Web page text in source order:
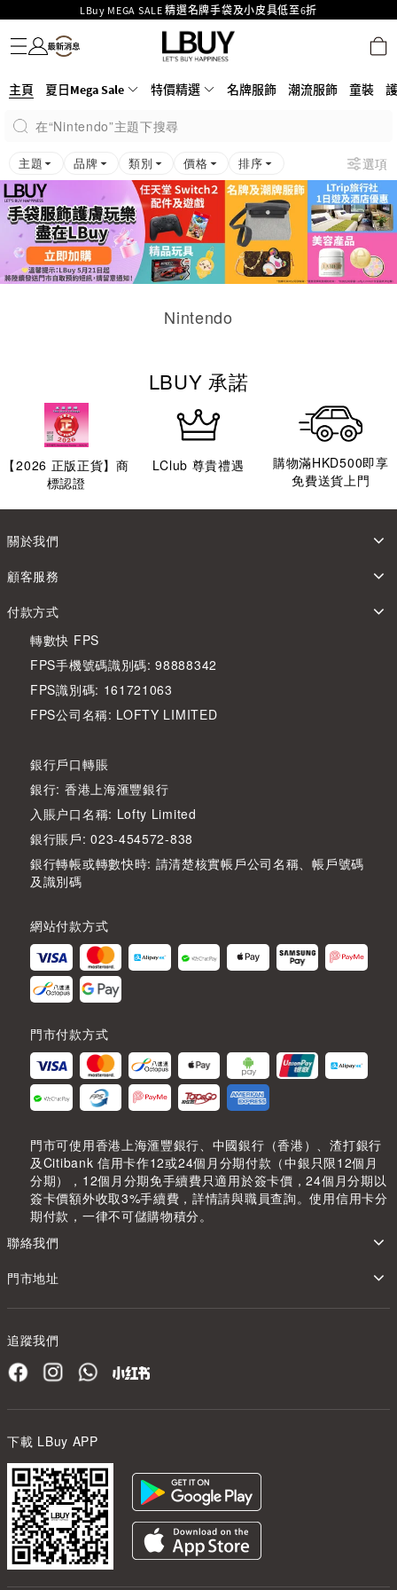
LBuy MEGA SALE 精選名牌手袋及小皮具低至6折
Goyard Hobo / Hobo Mini人氣限量特別版限時原價低至75折!
LBuy呈獻 - Hermès 及 Chanel 手袋及首飾原價低至6折，立即入手!
426號舖！
MOKO 1樓175號鋪旗艦店特設名牌Hermès、CHANEL及LV專區！
購物滿HKD500即享免運費！
名牌服飾
潮流服飾
童裝
護膚美妝
香水香薰
個人護理
母嬰護理
遊戲及精品玩具
文儀用品
家居生活
電子產品
美食
醫藥保健
運動與戶外用品
主頁 夏日Mega Sale 特價精選 名牌服飾 潮流服飾 童裝
在“Nintendo”主題下搜尋
主題 品牌 類別 價格 排序 選項
Nintendo
LBUY 承諾
【2026 正版正貨】商
標認證
LClub 尊貴禮遇
購物滿HKD500即享
免費送貨上門
關於我們
顧客服務
付款方式
轉數快 FPS
FPS手機號碼識別碼: 98888342
FPS識別碼: 161721063
FPS公司名稱: LOFTY LIMITED
銀行戶口轉賬
銀行: 香港上海滙豐銀行
入賬户口名稱: Lofty Limited
銀行賬戶: 023-454572-838
銀行轉帳或轉數快時: 請清楚核實帳戶公司名稱、帳戶號碼
及識別碼
網站付款方式
門市付款方式
門市可使用香港上海滙豐銀行、中國銀行（香港）、渣打銀行
及Citibank 信用卡作12或24個月分期付款（中銀只限12個月
分期），12個月分期免手續費只適用於簽卡價，24個月分期以
簽卡價額外收取3%手續費，詳情請與職員查詢。使用信用卡分
期付款，一律不可儲購物積分。
聯絡我們
門市地址
追蹤我們
下載 LBuy APP